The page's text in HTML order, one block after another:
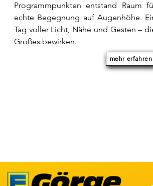
Programmpunkten entstand Raum
echte Begegnung auf Augenhöhe.
Tag voller Licht, Nähe und Gesten –
Großes bewirken.
mehr erfahren